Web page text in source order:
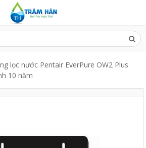
lọc nước Pentair EverPure OW2 Plus
10 năm